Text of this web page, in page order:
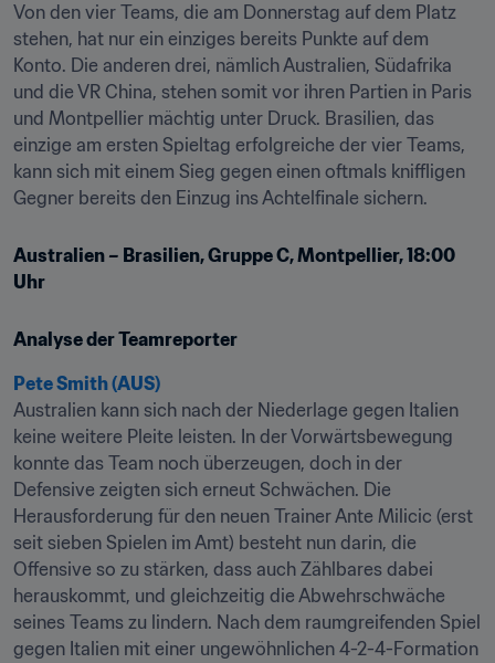
Von den vier Teams, die am Donnerstag auf dem Platz
stehen, hat nur ein einziges bereits Punkte auf dem
Konto. Die anderen drei, nämlich Australien, Südafrika
und die VR China, stehen somit vor ihren Partien in Paris
und Montpellier mächtig unter Druck. Brasilien, das
einzige am ersten Spieltag erfolgreiche der vier Teams,
kann sich mit einem Sieg gegen einen oftmals kniffligen
Gegner bereits den Einzug ins Achtelfinale sichern.
Australien – Brasilien, Gruppe C, Montpellier, 18:00
Uhr
Analyse der Teamreporter
Pete Smith (AUS)
Australien kann sich nach der Niederlage gegen Italien
keine weitere Pleite leisten. In der Vorwärtsbewegung
konnte das Team noch überzeugen, doch in der
Defensive zeigten sich erneut Schwächen. Die
Herausforderung für den neuen Trainer Ante Milicic (erst
seit sieben Spielen im Amt) besteht nun darin, die
Offensive so zu stärken, dass auch Zählbares dabei
herauskommt, und gleichzeitig die Abwehrschwäche
seines Teams zu lindern. Nach dem raumgreifenden Spiel
gegen Italien mit einer ungewöhnlichen 4-2-4-Formation